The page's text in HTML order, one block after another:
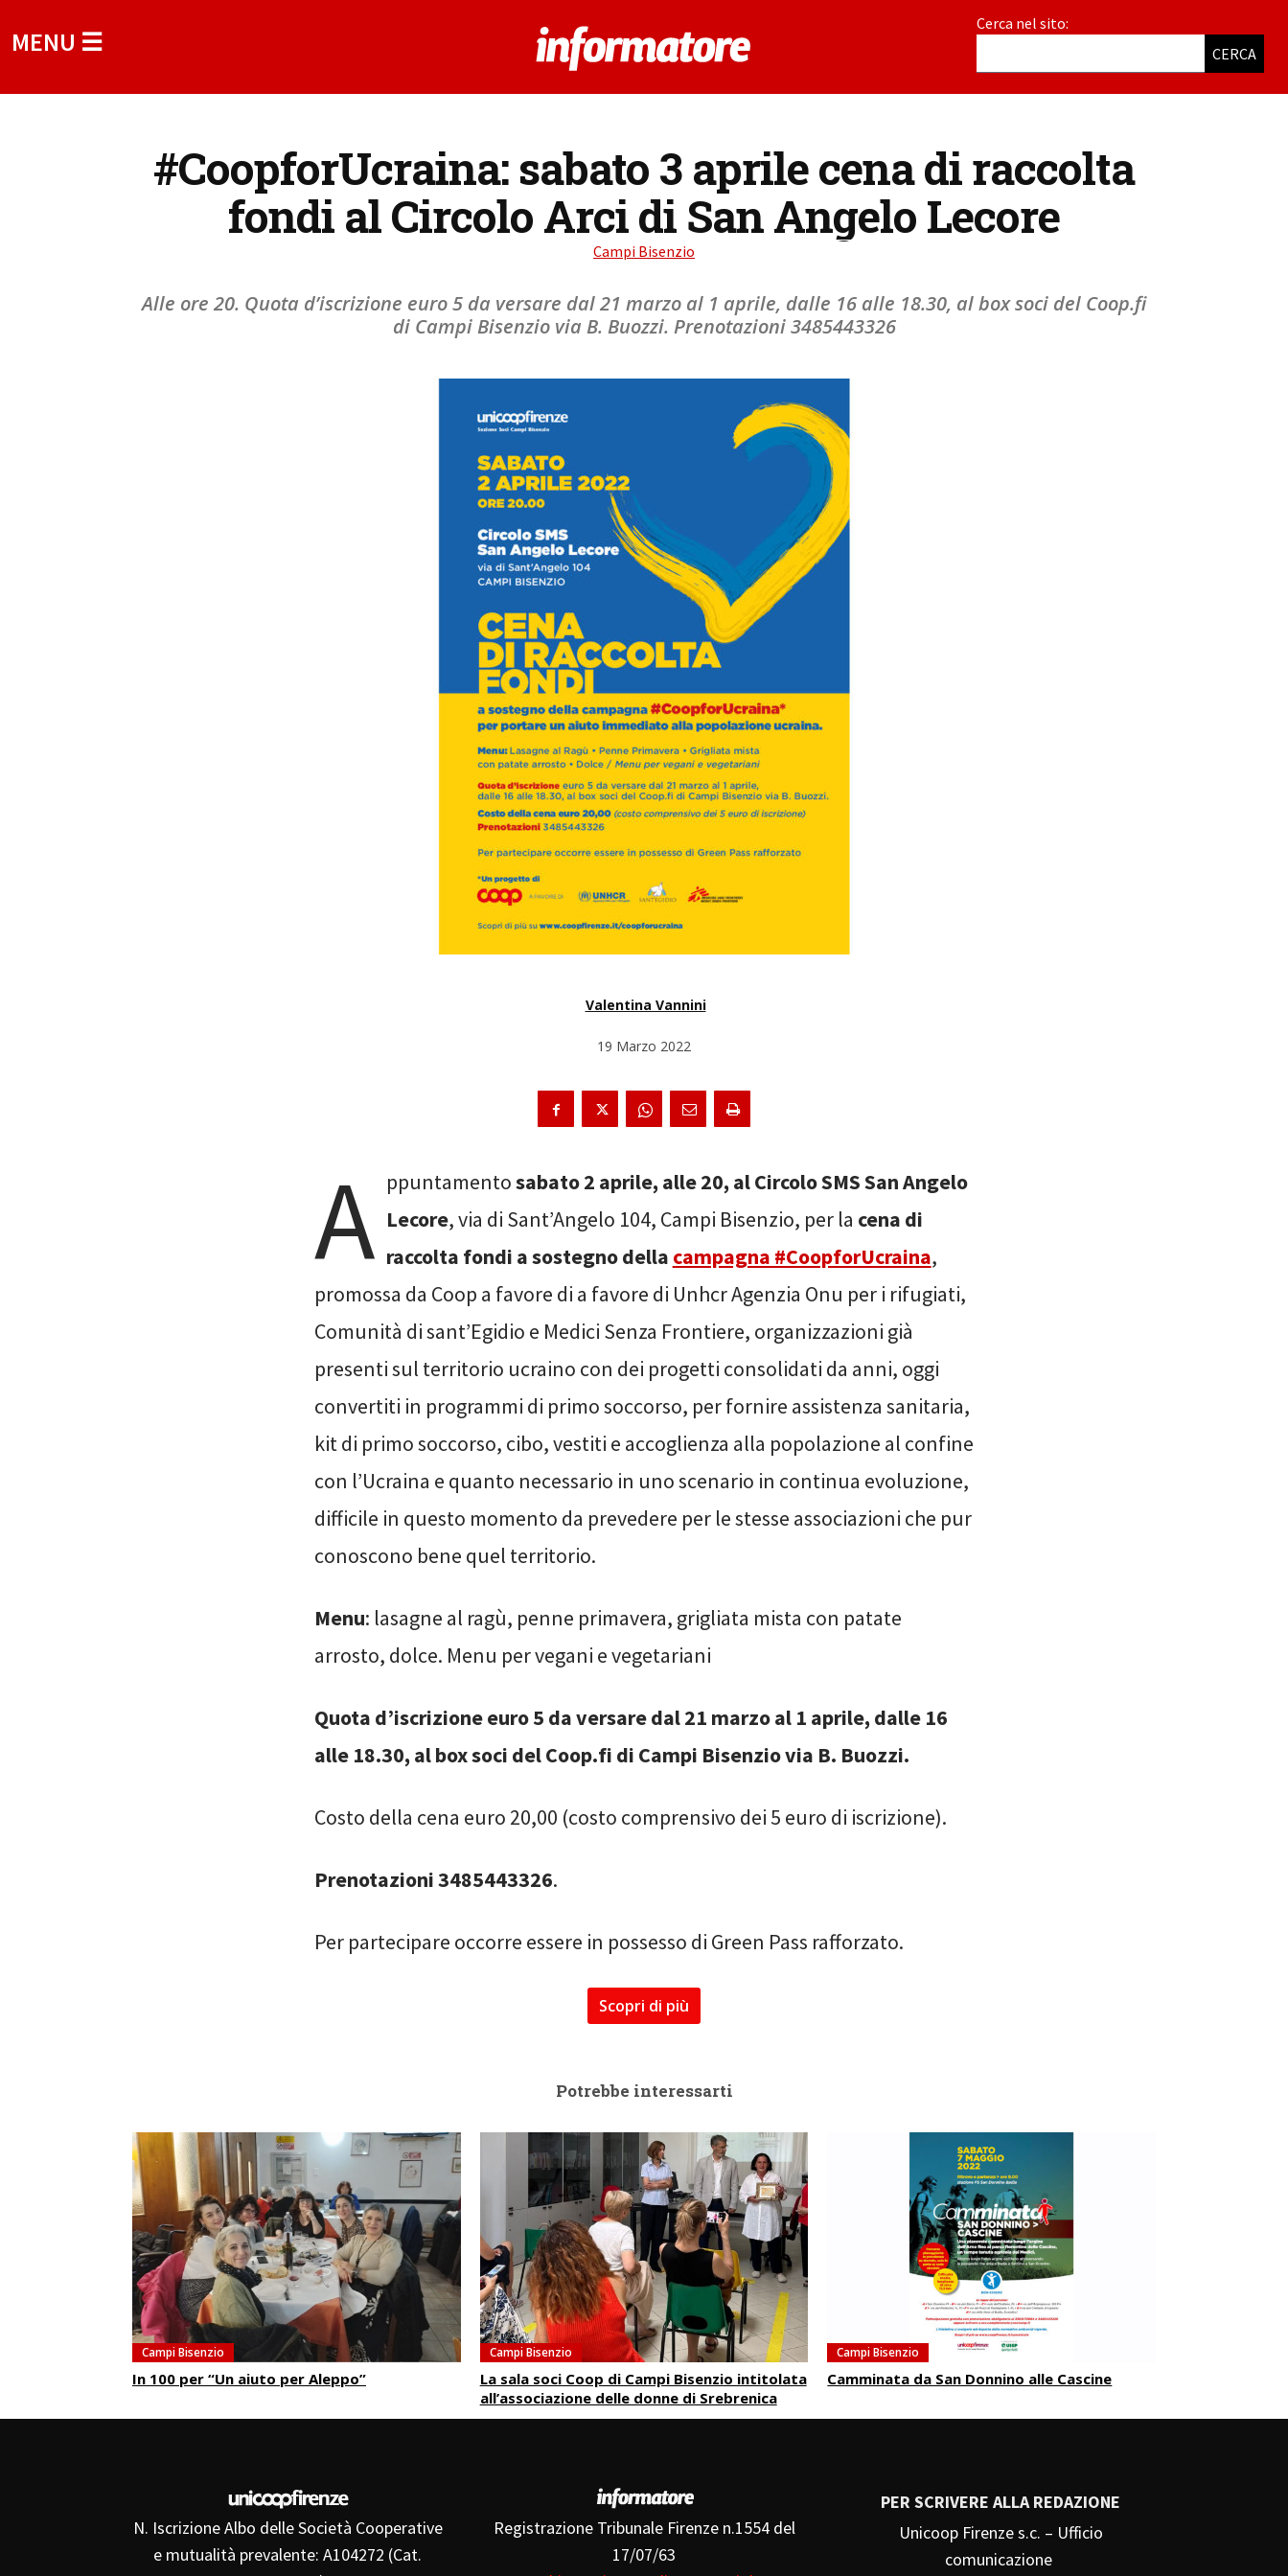
MENU ☰
Cerca nel sito:
CERCA
#CoopforUcraina: sabato 3 aprile cena di raccolta
fondi al Circolo Arci di San Angelo Lecore
Campi Bisenzio
Alle ore 20. Quota d’iscrizione euro 5 da versare dal 21 marzo al 1 aprile, dalle 16 alle 18.30, al box soci del Coop.fi
di Campi Bisenzio via B. Buozzi. Prenotazioni 3485443326
Valentina Vannini
19 Marzo 2022
A ppuntamentosabato 2 aprile, alle 20, al Circolo SMS San Angelo
Lecore, via di Sant’Angelo 104, Campi Bisenzio, per la cena di
raccolta fondi a sostegno della campagna #CoopforUcraina,
promossa da Coop a favore di a favore di Unhcr Agenzia Onu per i rifugiati,
Comunità di sant’Egidio e Medici Senza Frontiere, organizzazioni già
presenti sul territorio ucraino con dei progetti consolidati da anni, oggi
convertiti in programmi di primo soccorso, per fornire assistenza sanitaria,
kit di primo soccorso, cibo, vestiti e accoglienza alla popolazione al confine
con l’Ucraina e quanto necessario in uno scenario in continua evoluzione,
difficile in questo momento da prevedere per le stesse associazioni che pur
conoscono bene quel territorio.
Menu: lasagne al ragù, penne primavera, grigliata mista con patate
arrosto, dolce. Menu per vegani e vegetariani
Quota d’iscrizione euro 5 da versare dal 21 marzo al 1 aprile, dalle 16
alle 18.30, al box soci del Coop.fi di Campi Bisenzio via B. Buozzi.
Costo della cena euro 20,00 (costo comprensivo dei 5 euro di iscrizione).
Prenotazioni 3485443326.
Per partecipare occorre essere in possesso di Green Pass rafforzato.
Scopri di più
Potrebbe interessarti
Campi Bisenzio
In 100 per “Un aiuto per Aleppo”
Campi Bisenzio
La sala soci Coop di Campi Bisenzio intitolata
all’associazione delle donne di Srebrenica
Campi Bisenzio
Camminata da San Donnino alle Cascine
N. Iscrizione Albo delle Società Cooperative
e mutualità prevalente: A104272 (Cat.
Registrazione Tribunale Firenze n.1554 del
17/07/63
PER SCRIVERE ALLA REDAZIONE
Unicoop Firenze s.c. – Ufficio
comunicazione